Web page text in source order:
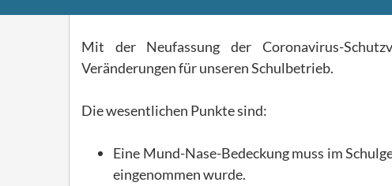
Mit der Neufassung der Coronavirus-
Veränderungen für unseren Schulbetrieb.
Die wesentlichen Punkte sind:
Eine Mund-Nase-Bedeckung muss im
eingenommen wurde.